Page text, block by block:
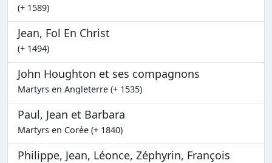
(+ 1589)
Jean, Fol En Christ
(+ 1494)
John Houghton et ses compagnons
Martyrs en Angleterre (+ 1535)
Paul, Jean et Barbara
Martyrs en Corée (+ 1840)
Philippe, Jean, Léonce, Zéphyrin, François